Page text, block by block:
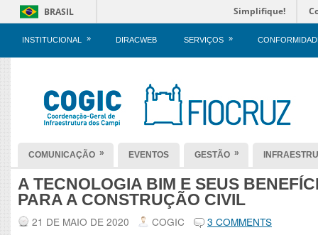
BRASIL Simplifique!
INSTITUCIONAL » DIRACWEB SERVIÇOS »
COMUNICAÇÃO » EVENTOS GESTÃO »
A TECNOLOGIA BIM E SEUS
PARA A CONSTRUÇÃO CIVIL
21 DE MAIO DE 2020 COGIC 3 COMMENTS